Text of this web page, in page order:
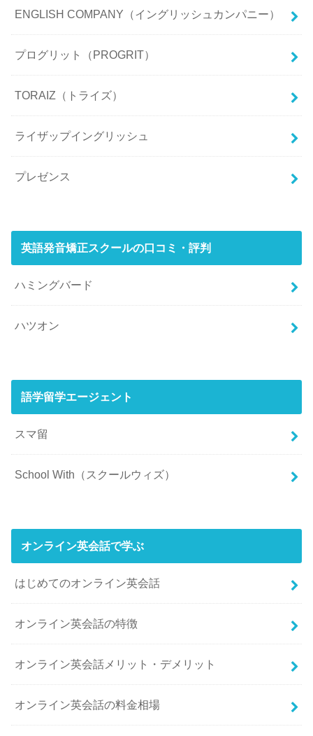
ENGLISH COMPANY（イングリッシュカンパニー）
プログリット（PROGRIT）
TORAIZ（トライズ）
ライザップイングリッシュ
プレゼンス
英語発音矯正スクールの口コミ・評判
ハミングバード
ハツオン
語学留学エージェント
スマ留
School With（スクールウィズ）
オンライン英会話で学ぶ
はじめてのオンライン英会話
オンライン英会話の特徴
オンライン英会話メリット・デメリット
オンライン英会話の料金相場